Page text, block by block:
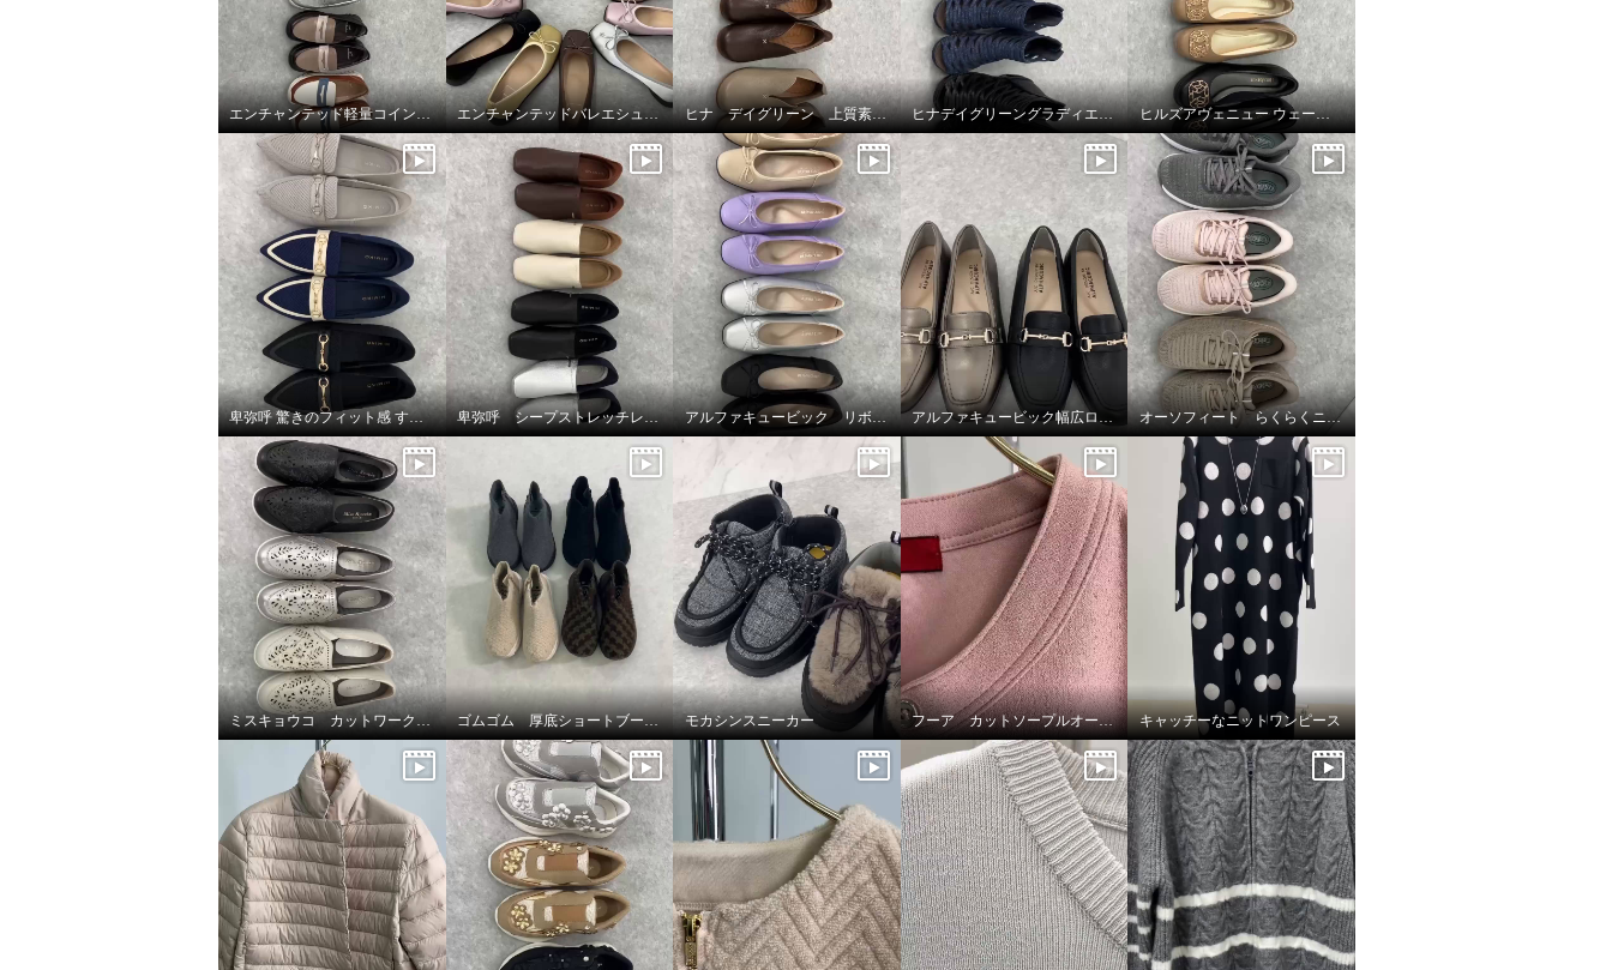
× 商品紹介
エンチャンテッド軽量コインローファー エンチャンテッドバレエシューズ ヒナ デイグリーン 上質素材が足をつつむ オブリークトゥシューズ ヒナデイグリーングラディエーターブーティ ヒルズアヴェニュー ウェーブソールパンプス
卑弥呼 驚きのフィット感 すっと履ける ニットローファー 卑弥呼 シープストレッチレザー すっと履けるパンプス アルファキュービック リボンパンプス アルファキュービック幅広ローファーシューズ オーソフィート らくらくニットシューズ
ミスキョウコ カットワークシューズ ゴムゴム 厚底ショートブーツ🥾🤎 モカシンスニーカー フーア カットソープルオーバー キャッチーなニットワンピース